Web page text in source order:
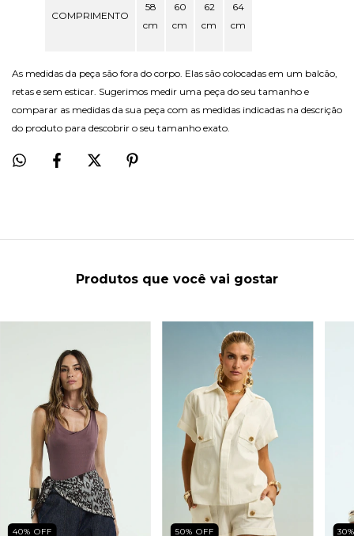
COMPRIMENTO
58
cm
60
cm
62
cm
64
cm
As medidas da peça são fora do corpo. Elas são colocadas em um balcão,
retas e sem esticar. Sugerimos medir uma peça do seu tamanho e
comparar as medidas da sua peça com as medidas indicadas na descrição
do produto para descobrir o seu tamanho exato.
Produtos que você vai gostar
40% OFF 50% OFF 30